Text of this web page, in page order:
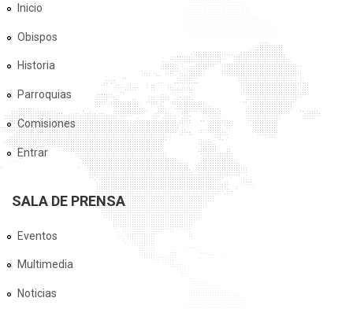
Inicio
Obispos
Historia
Parroquias
Comisiones
Entrar
SALA DE PRENSA
Eventos
Multimedia
Noticias